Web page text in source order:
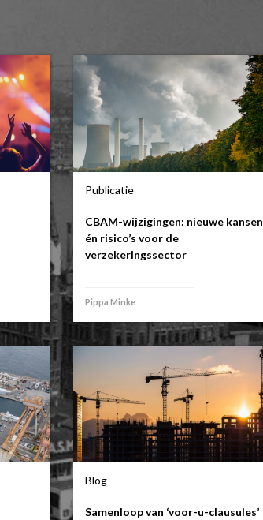
Publicatie
CBAM-wijzigingen: nieuwe kansen
én risico’s voor de
verzekeringssector
Pippa Minke
Blog
Samenloop van ‘voor-u-clausules’